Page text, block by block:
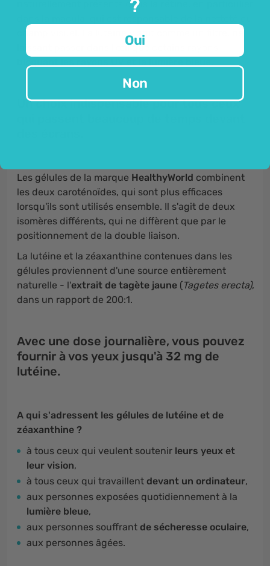
naturellement présents dans la
champ visuel. La lutéine y agit comme un filtre, ne
laissant passer dans l'œil que cetains rayons,
Un choix indispensable pour tous ceux
Les gélules de la marque HealthyWorld combinent
les deux caroténoïdes, qui sont plus efficaces
lorsqu'ils sont utilisés ensemble. Il s'agit de deux
isomères différents, qui ne diffèrent que par le
positionnement de la double liaison.
La lutéine et la zéaxanthine contenues dans les
gélules proviennent d'une source entièrement
naturelle - l'extrait de tagète jaune (Tagetes erecta),
dans un rapport de 200:1.
Avec une dose journalière, vous pouvez
fournir à vos yeux jusqu'à 32 mg de
lutéine.
A qui s'adressent les gélules de lutéine et de
zéaxanthine ?
à tous ceux qui veulent soutenir leurs yeux et
leur vision,
à tous ceux qui travaillent devant un ordinateur,
aux personnes exposées quotidiennement à la
lumière bleue,
aux personnes souffrant de sécheresse oculaire,
aux personnes âgées.
?
Oui
Non